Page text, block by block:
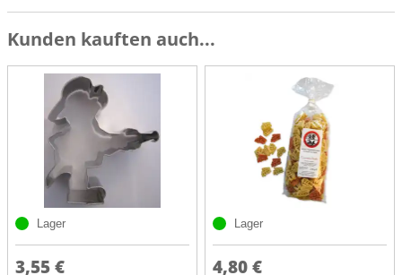
Kunden kauften auch...
Lager
3,55 €
Lager
4,80 €